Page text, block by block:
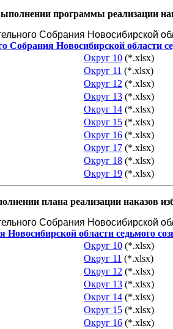
программы реализации
Собрания Новосибирской
Собрания Новосибирской области
Округ 10 (*.xlsx)
Округ 11 (*.xlsx)
Округ 12 (*.xlsx)
Округ 13 (*.xlsx)
Округ 14 (*.xlsx)
Округ 15 (*.xlsx)
Округ 16 (*.xlsx)
Округ 17 (*.xlsx)
Округ 18 (*.xlsx)
Округ 19 (*.xlsx)
плана реализации наказов
Собрания Новосибирской
Новосибирской области седьмого
Округ 10 (*.xlsx)
Округ 11 (*.xlsx)
Округ 12 (*.xlsx)
Округ 13 (*.xlsx)
Округ 14 (*.xlsx)
Округ 15 (*.xlsx)
Округ 16 (*.xlsx)